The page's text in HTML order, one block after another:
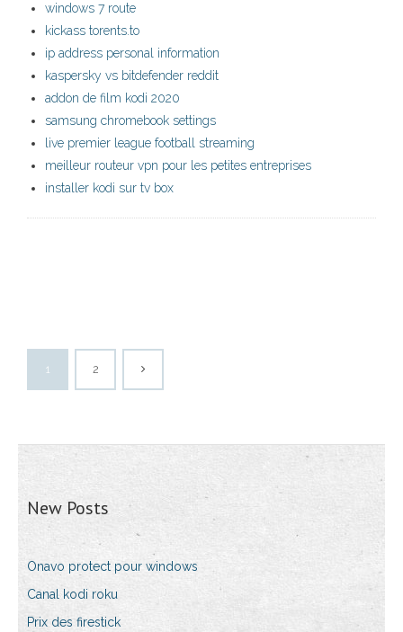
windows 7 route
kickass torents.to
ip address personal information
kaspersky vs bitdefender reddit
addon de film kodi 2020
samsung chromebook settings
live premier league football streaming
meilleur routeur vpn pour les petites entreprises
installer kodi sur tv box
1 2
New Posts
Onavo protect pour windows
Canal kodi roku
Prix des firestick